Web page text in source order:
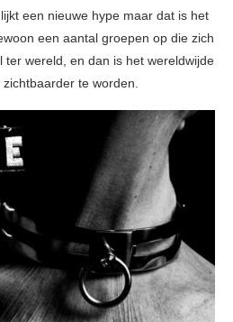
een nieuwe hype maar dat is het
een aantal groepen op die zich
ter wereld, en dan is het wereldwijde
te worden.